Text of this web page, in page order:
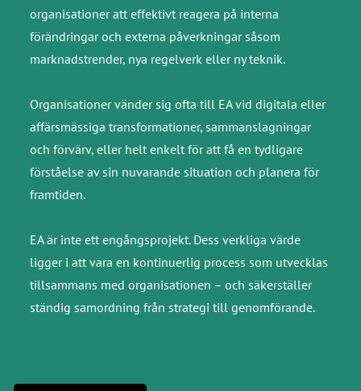
organisationer att effektivt reagera på interna
förändringar och externa påverkningar såsom
marknadstrender, nya regelverk eller ny teknik.
Organisationer vänder sig ofta till EA vid digitala eller
affärsmässiga transformationer, sammanslagningar
och förvärv, eller helt enkelt för att få en tydligare
förståelse av sin nuvarande situation och planera för
framtiden.
EA är inte ett engångsprojekt. Dess verkliga värde
ligger i att vara en kontinuerlig process som utvecklas
tillsammans med organisationen – och säkerställer
ständig samordning från strategi till genomförande.